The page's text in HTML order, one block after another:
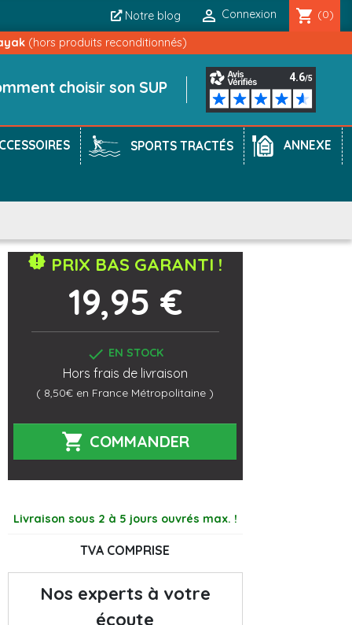
Notre blog  Connexion shopping_cart (0)
(hors produits reconditionnés)
choisir son SUP
SPORTS TRACTÉS ANNEXE
new_releases PRIX BAS GARANTI !
19,95 €
 EN STOCK
Hors frais de livraison
( 8,50€ en France Métropolitaine )
 COMMANDER
Livraison sous 2 à 5 jours ouvrés max. !
TVA COMPRISE
Nos experts à votre
écoute